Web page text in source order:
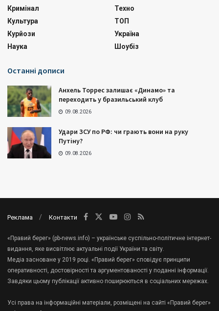
Кримінал
Культура
Курйози
Наука
Техно
ТОП
Україна
Шоубіз
Останні дописи
Анхель Торрес залишає «Динамо» та
переходить у бразильський клуб
09.08.2026
Удари ЗСУ по РФ: чи грають вони на руку
Путіну?
09.08.2026
Реклама Контакти
«Правий берег» (pb-news.info) – українське суспільно-політичне інтернет-
видання, яке висвітлює актуальні події України та світу.
Медіа засноване у 2019 році. «Правий берег» сповідує принципи
оперативності, достовірності та аргументованості у поданні інформації.
Завдяки цьому публікації активно поширюються в соціальних мережах.
Усі права на інформаційні матеріали, розміщені на сайті «Правий берег»